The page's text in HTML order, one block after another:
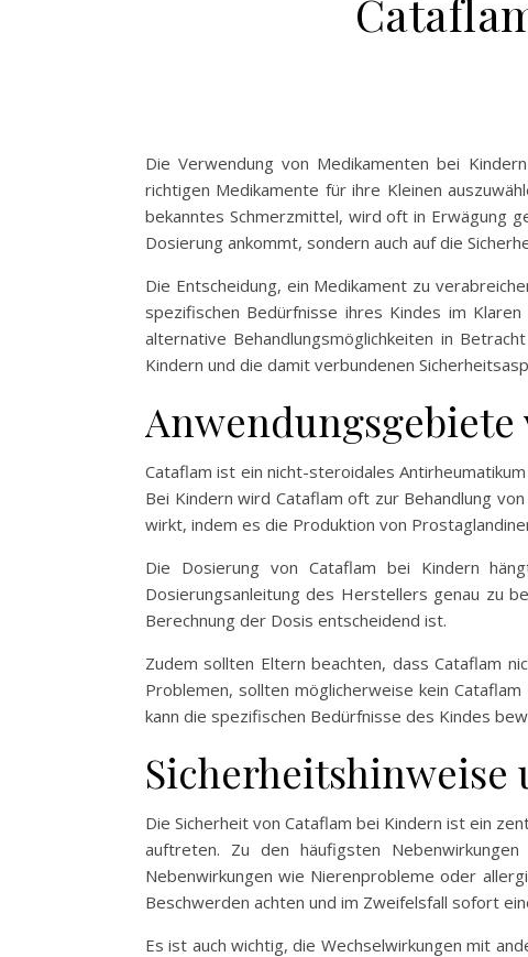
Die Verwendung von Medikamenten bei
richtigen Medikamente für ihre Kleinen
bekanntes Schmerzmittel, wird oft in Erwägung
Dosierung ankommt, sondern auch auf die
Die Entscheidung, ein Medikament zu
spezifischen Bedürfnisse ihres Kindes im
alternative Behandlungsmöglichkeiten in
Kindern und die damit verbundenen
Cataflam ist ein nicht-steroidales
Bei Kindern wird Cataflam oft zur Behandlung
wirkt, indem es die Produktion von
Die Dosierung von Cataflam bei Kindern
Dosierungsanleitung des Herstellers genau zu
Berechnung der Dosis entscheidend ist.
Zudem sollten Eltern beachten, dass Cataflam
Problemen, sollten möglicherweise kein
kann die spezifischen Bedürfnisse des Kindes
Die Sicherheit von Cataflam bei Kindern ist ein
auftreten. Zu den häufigsten
Nebenwirkungen wie Nierenprobleme oder
Beschwerden achten und im Zweifelsfall sofort
Es ist auch wichtig, die Wechselwirkungen mit